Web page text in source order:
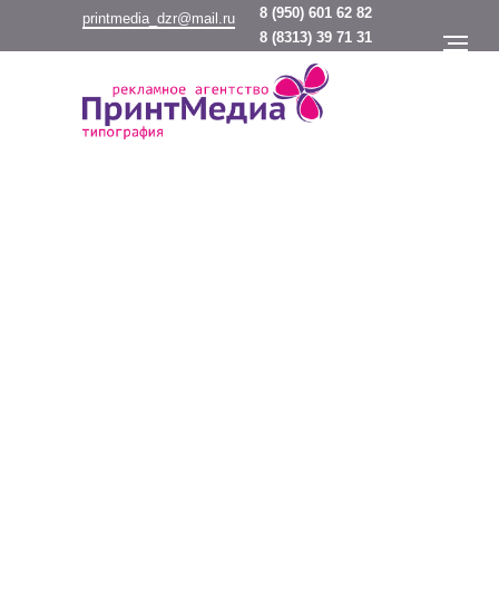
8 (950) 601 62 82
printmedia_dzr@mail.ru
8 (8313) 39 71 31